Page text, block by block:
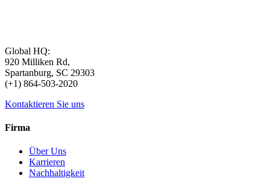
Global HQ:
920 Milliken Rd,
Spartanburg, SC 29303
(+1) 864-503-2020
Kontaktieren Sie uns
Firma
Über Uns
Karrieren
Nachhaltigkeit